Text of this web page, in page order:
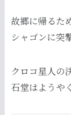
故郷に帰るた
シャゴンに突
クロコ星人の
石堂はようや